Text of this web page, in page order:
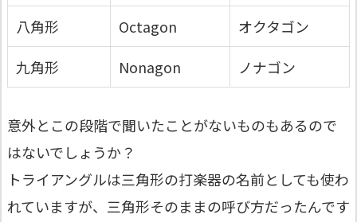
八角形
Octagon
オクタゴン
九角形
Nonagon ノナゴン
意外とこの段階で聞いたことがないものもあるので
はないでしょうか？
トライアングルは三角形の打楽器の名前としても使わ
れていますが、三角形そのままの呼び方だったんです